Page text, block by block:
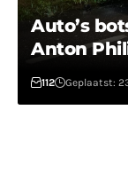
Auto’s
Anton
112 Geplaatst: